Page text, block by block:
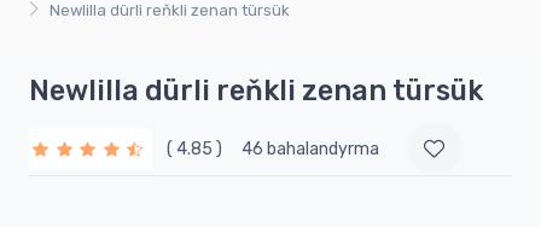
Newlilla dürli reňkli zenan türsük
Newlilla dürli reňkli zenan türsük
( 4.85 ) 46 bahalandyrma